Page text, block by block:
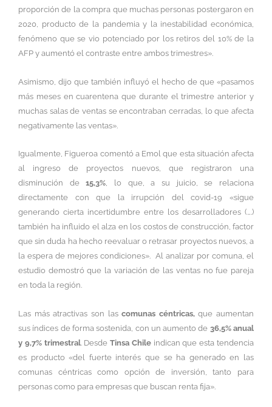
proporción de la compra que muchas personas postergaron en
2020, producto de la pandemia y la inestabilidad económica,
fenómeno que se vio potenciado por los retiros del 10% de la
AFP y aumentó el contraste entre ambos trimestres».
Asimismo, dijo que también influyó el hecho de que «pasamos
más meses en cuarentena que durante el trimestre anterior y
muchas salas de ventas se encontraban cerradas, lo que afecta
negativamente las ventas».
Igualmente, Figueroa comentó a Emol que esta situación afecta
al ingreso de proyectos nuevos, que registraron una
disminución de15,3%, lo que, a su juicio, se relaciona
directamente con que la irrupción del covid-19 «sigue
generando cierta incertidumbre entre los desarrolladores (….)
también ha influido el alza en los costos de construcción, factor
que sin duda ha hecho reevaluar o retrasar proyectos nuevos, a
la espera de mejores condiciones». Al analizar por comuna, el
estudio demostró que la variación de las ventas no fue pareja
en toda la región.
Las más atractivas son lascomunas céntricas,que aumentan
sus índices de forma sostenida, con un aumento de 36,5% anual
y 9,7% trimestral. DesdeTinsa Chileindican que esta tendencia
es producto «del fuerte interés que se ha generado en las
comunas céntricas como opción de inversión, tanto para
personas como para empresas que buscan renta fija».